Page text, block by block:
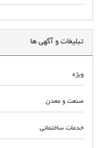
تبلیغات و آگهی ها
ویژه
صنعت و معدن
خدمات ساختمانی